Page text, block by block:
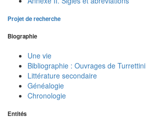
Projet de recherche
Biographie
Une vie
Bibliographie : Ouvrages de Turrettini
Littérature secondaire
Généalogie
Chronologie
Entités